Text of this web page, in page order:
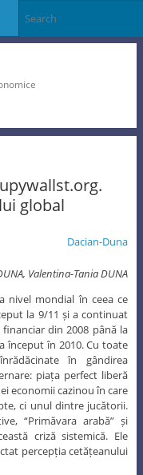
global
Valentina-Tania DUNA
nivel mondial în ceea ce
la 9/11 și a continuat
din 2008 până la
început în 2010. Cu toate
în gândirea
piața perfect liberă
economii cazinou în care
ci unul dintre jucătorii.
“Primăvara arabă” și
criză sistemică. Ele
percepția cetățeanului